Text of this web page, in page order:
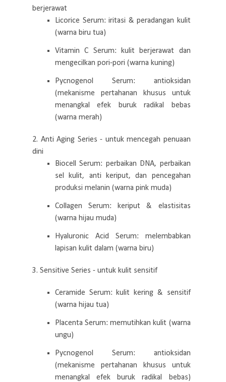
berjerawat
Licorice Serum: iritasi & peradangan kulit
(warna biru tua)
Vitamin C Serum: kulit berjerawat dan
mengecilkan pori-pori (warna kuning)
Pycnogenol Serum: antioksidan
(mekanisme pertahanan khusus untuk
menangkal efek buruk radikal bebas
(warna merah)
2. Anti Aging Series - untuk mencegah penuaan
dini
Biocell Serum: perbaikan DNA, perbaikan
sel kulit, anti keriput, dan pencegahan
produksi melanin (warna pink muda)
Collagen Serum: keriput & elastisitas
(warna hijau muda)
Hyaluronic Acid Serum: melembabkan
lapisan kulit dalam (warna biru)
3. Sensitive Series - untuk kulit sensitif
Ceramide Serum: kulit kering & sensitif
(warna hijau tua)
Placenta Serum: memutihkan kulit (warna
ungu)
Pycnogenol Serum: antioksidan
(mekanisme pertahanan khusus untuk
menangkal efek buruk radikal bebas)